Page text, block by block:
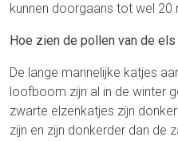
kunnen doorgaans tot wel
Hoe zien de pollen van de els
De lange mannelijke katjes
loofboom zijn al in de winter
zwarte elzenkatjes zijn
zijn en zijn donkerder dan de